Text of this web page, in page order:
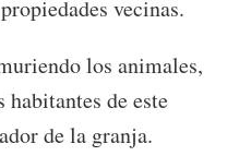
vecinas.
los animales,
de este
de la granja.